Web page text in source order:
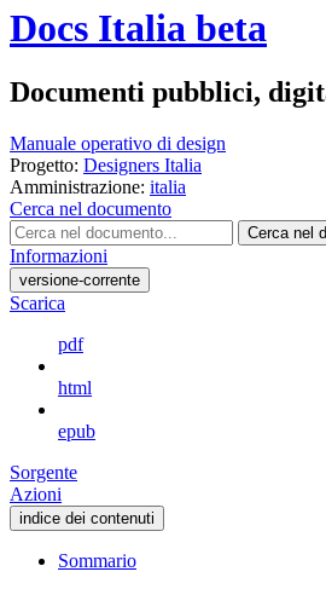
Docs Italia beta
Documenti pubblici,
Manuale operativo di design
Progetto: Designers Italia
Amministrazione: italia
Cerca nel documento
Cerca nel
Informazioni
versione-corrente
Scarica
pdf
html
epub
Sorgente
Azioni
indice dei contenuti
Sommario